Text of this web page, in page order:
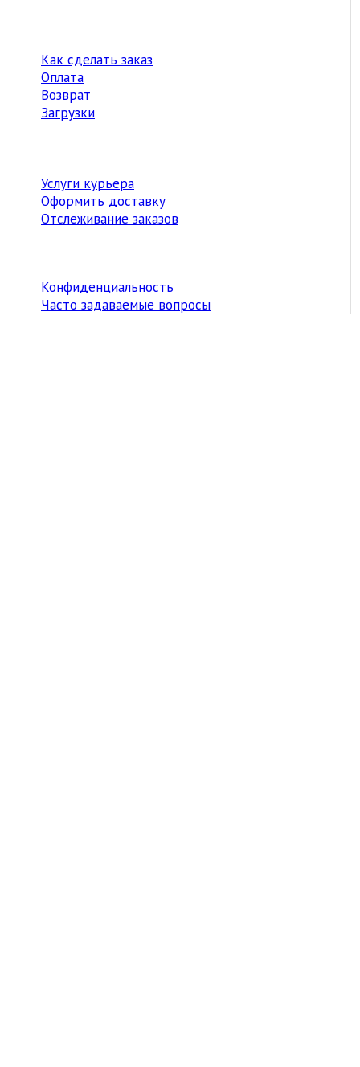
Как сделать заказ
Оплата
Возврат
Загрузки
Услуги курьера
Оформить доставку
Отслеживание заказов
Конфиденциальность
Часто задаваемые вопросы